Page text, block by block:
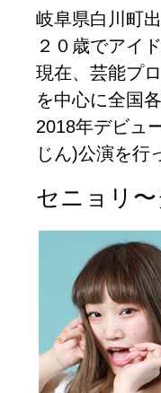
岐阜県白川町出
２０歳でアイ
現在、芸能プ
を中心に全国
2018年デビュ
じん)公演を行
セニョリ